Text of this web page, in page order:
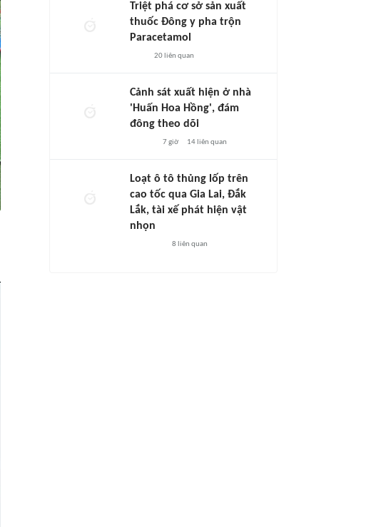
Triệt phá cơ sở sản xuất
thuốc Đông y pha trộn
Paracetamol
20liên quan
Cảnh sát xuất hiện ở nhà
'Huấn Hoa Hồng', đám
đông theo dõi
7 giờ 14liên quan
Loạt ô tô thủng lốp trên
cao tốc qua Gia Lai, Đắk
Lắk, tài xế phát hiện vật
nhọn
8 liên quan